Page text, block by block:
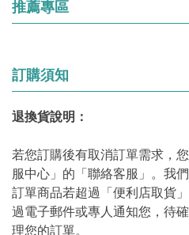
推薦專區
訂購須知
退換貨說明：
若您訂購後有取消訂單需求，
服中心」的「聯絡客服」。我
訂單商品若超過「便利店取貨
過電子郵件或專人通知您，待
理您的訂單。